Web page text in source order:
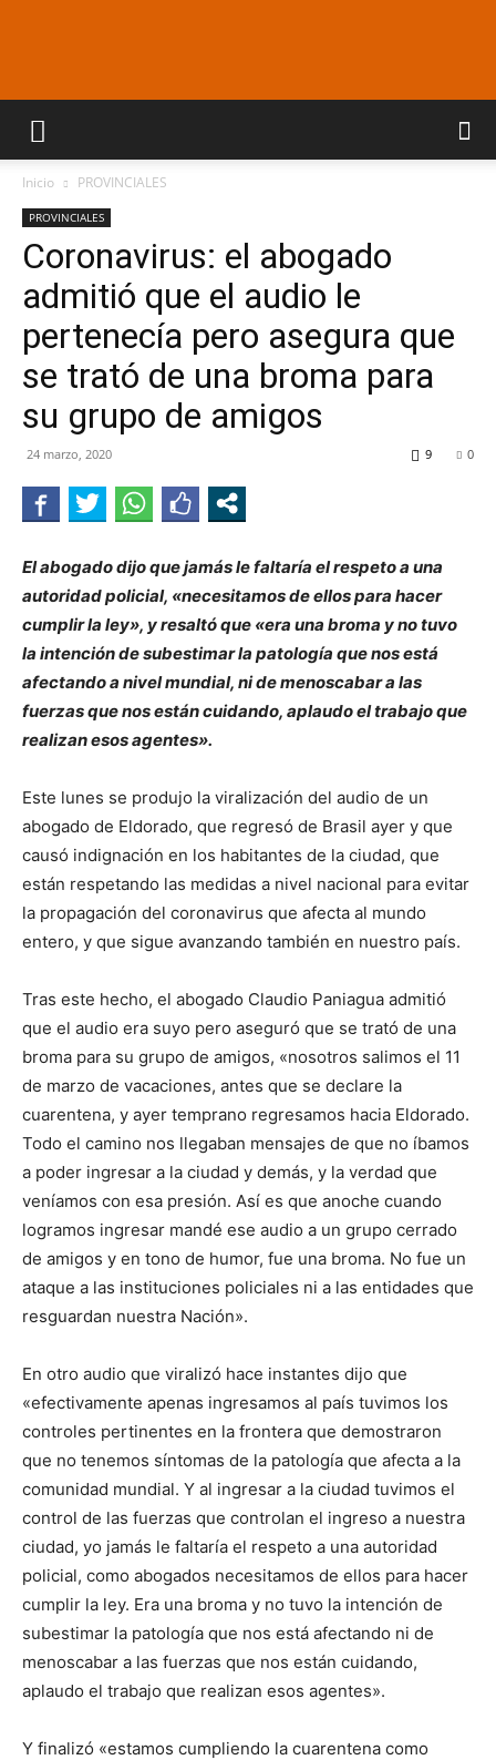
Araucaria
Line
Inicio PROVINCIALES
PROVINCIALES
Coronavirus: el abogado
admitió que el audio le
pertenecía pero asegura que
se trató de una broma para
su grupo de amigos
24 marzo, 2020 0
9
El abogado dijo que jamás le faltaría el respeto a una
autoridad policial, «necesitamos de ellos para hacer
cumplir la ley», y resaltó que «era una broma y no tuvo
la intención de subestimar la patología que nos está
afectando a nivel mundial, ni de menoscabar a las
fuerzas que nos están cuidando, aplaudo el trabajo que
realizan esos agentes».
Este lunes se produjo la viralización del audio de un
abogado de Eldorado, que regresó de Brasil ayer y que
causó indignación en los habitantes de la ciudad, que
están respetando las medidas a nivel nacional para evitar
la propagación del coronavirus que afecta al mundo
entero, y que sigue avanzando también en nuestro país.
Tras este hecho, el abogado Claudio Paniagua admitió
que el audio era suyo pero aseguró que se trató de una
broma para su grupo de amigos, «nosotros salimos el 11
de marzo de vacaciones, antes que se declare la
cuarentena, y ayer temprano regresamos hacia Eldorado.
Todo el camino nos llegaban mensajes de que no íbamos
a poder ingresar a la ciudad y demás, y la verdad que
veníamos con esa presión. Así es que anoche cuando
logramos ingresar mandé ese audio a un grupo cerrado
de amigos y en tono de humor, fue una broma. No fue un
ataque a las instituciones policiales ni a las entidades que
resguardan nuestra Nación».
En otro audio que viralizó hace instantes dijo que
«efectivamente apenas ingresamos al país tuvimos los
controles pertinentes en la frontera que demostraron
que no tenemos síntomas de la patología que afecta a la
comunidad mundial. Y al ingresar a la ciudad tuvimos el
control de las fuerzas que controlan el ingreso a nuestra
ciudad, yo jamás le faltaría el respeto a una autoridad
policial, como abogados necesitamos de ellos para hacer
cumplir la ley. Era una broma y no tuvo la intención de
subestimar la patología que nos está afectando ni de
menoscabar a las fuerzas que nos están cuidando,
aplaudo el trabajo que realizan esos agentes».
Y finalizó «estamos cumpliendo la cuarentena como